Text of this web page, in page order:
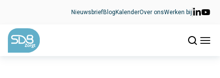
NieuwsbriefBlog KalenderOver onsWerken bij